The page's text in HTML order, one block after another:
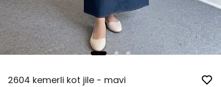
2604 kemerli kot jile - mavi